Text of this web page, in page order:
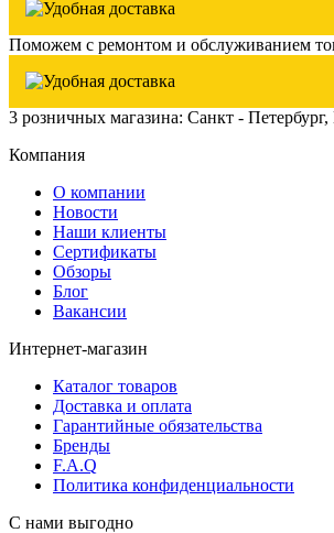
Поможем с ремонтом и обслуживанием
3 розничных магазина: Санкт -
Компания
О компании
Новости
Наши клиенты
Сертификаты
Обзоры
Блог
Вакансии
Интернет-магазин
Каталог товаров
Доставка и оплата
Гарантийные обязательства
Бренды
F.A.Q
Политика конфиденциальности
С нами выгодно